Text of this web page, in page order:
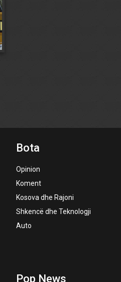
Bota
Opinion
Koment
Kosova dhe Rajoni
Shkencë dhe Teknologji
Auto
Pop News